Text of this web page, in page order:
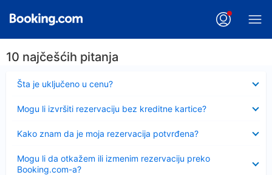
10 najčešćih pitanja
Šta je uključeno u cenu?
Sažeto
Mogu li izvršiti rezervaciju bez kreditne kartice?
Kako znam da je moja rezervacija potvrđena?
Mogu li da otkažem ili izmenim rezervaciju preko
Booking.com-a?